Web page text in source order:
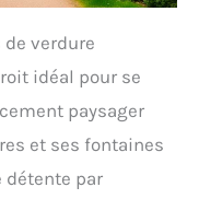
de verdure
idéal pour se
paysager
et ses fontaines
détente par